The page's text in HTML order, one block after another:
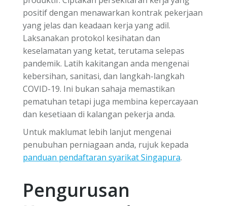
positif dengan menawarkan kontrak pekerjaan
yang jelas dan keadaan kerja yang adil.
Laksanakan protokol kesihatan dan
keselamatan yang ketat, terutama selepas
pandemik. Latih kakitangan anda mengenai
kebersihan, sanitasi, dan langkah-langkah
COVID-19. Ini bukan sahaja memastikan
pematuhan tetapi juga membina kepercayaan
dan kesetiaan di kalangan pekerja anda.
Untuk maklumat lebih lanjut mengenai
penubuhan perniagaan anda, rujuk kepada
panduan pendaftaran syarikat Singapura.
Pengurusan